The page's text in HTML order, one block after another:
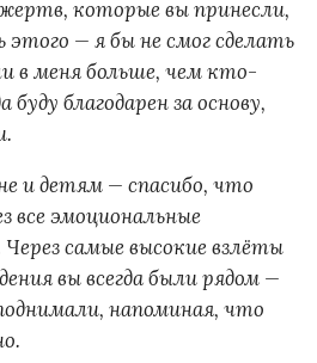
которые вы принесли,
— я бы не смог сделать
в меня больше, чем кто-
буду благодарен за основу,
и детям — спасибо, что
все эмоциональные
самые высокие взлёты
вы всегда были рядом —
напоминая, что